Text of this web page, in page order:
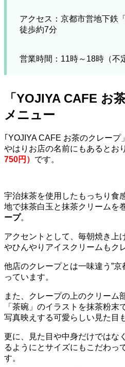
アクセス：京都市営地下鉄
徒歩約7分
営業時間：11時～18時（不
「YOJIYA CAFE お
メニュー
｢YOJIYA CAFE お茶のクレープ
やはりお店の名前にもあるとおり
750円） です。
宇治抹茶を使用したもっちり食
地で抹茶白玉と抹茶クリームを
ープ。
アクセントとして、毎朝焼き上
やひんやりアイスクリームもク
他店のクレープとは一味違う”
っています。
また、クレープの上のクリーム
「茶碗」のイラストを抹茶粉
写真映えする可愛らしい見た目
更に、見た目や中身だけではな
るようにとサイズにもこだわっ
す。